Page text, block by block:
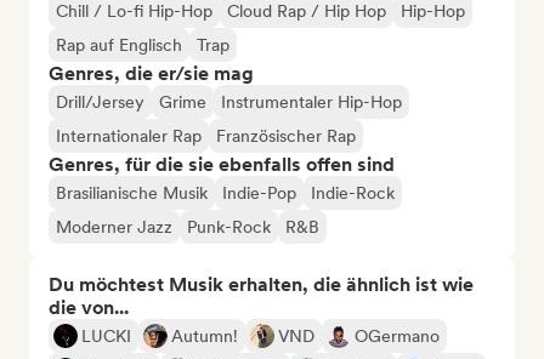
Chill / Lo-fi Hip-Hop Cloud Rap / Hip Hop
Hip-Hop
Rap auf Englisch
Trap
Genres, die er/sie mag
Drill/Jersey Grime
Instrumentaler Hip-Hop
Internationaler Rap
Französischer Rap
Genres, für die sie ebenfalls offen sind
Brasilianische Musik Indie-Pop
Indie-Rock
Moderner Jazz
Punk-Rock R&B
Du möchtest Musik erhalten, die ähnlich ist wie
die von...
LUCKI Autumn! VND
OGermano